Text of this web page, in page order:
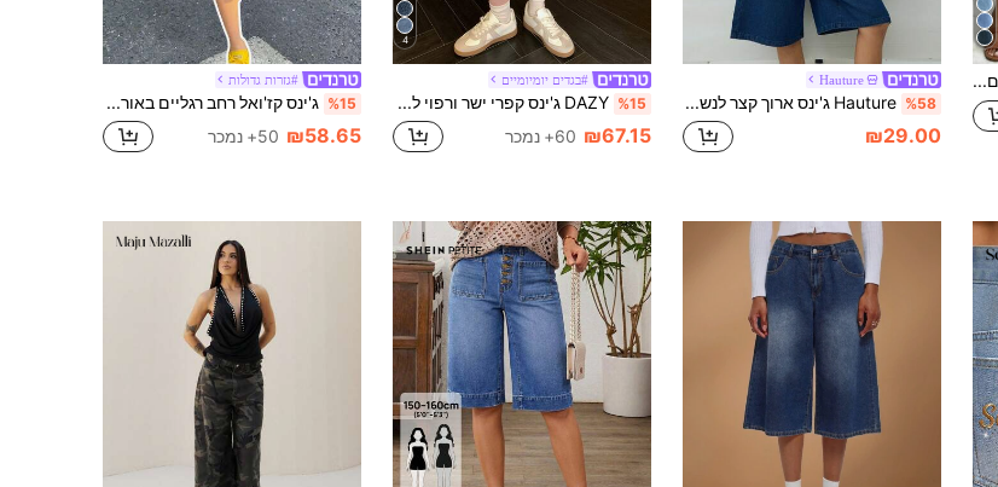
מכנסי ברמודה ג'ינס שטופים לנשים, עיצוב קאפרי ברגליים ישרות עם אלסטיות בינונית, קז'ואל ורב-שימושי לקיץ, סגנון ללא מאמץ, סגנון חופי Hauture
%58 Hauture ג'ינס ארוך קצר לנשים בגזרה נמוכה למשרד ביגוד יומיומי Old Money
₪29.00
4
#בגדים יומיומיים
%15 DAZY ג'ינס קפרי ישר ורפוי לנשים, ג'ינס רחב ג'ינס Jorts
₪67.15 60+ נמכר
#גזרות גדולות
%15 ג'ינס קז'ואל רחב רגליים באורך קפרי לנשים, קיץ
₪58.65 50+ נמכר